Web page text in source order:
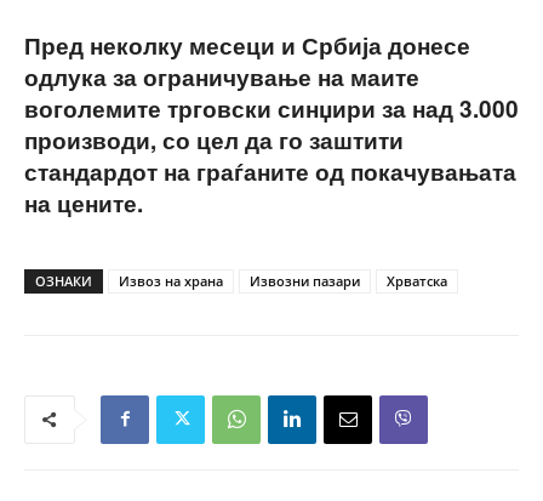
Пред неколку месеци и Србија донесе
одлука за ограничување на маите
воголемите трговски синџири за над 3.000
производи, со цел да го заштити
стандардот на граѓаните од покачувањата
на цените.
ОЗНАКИ Извоз на храна Извозни пазари Хрватска